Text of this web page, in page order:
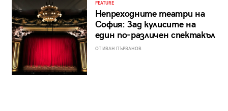
FEATURE
Непреходните театри на
София: Зад кулисите на
един по-различен спектакъл
ОТ ИВАН ПЪРВАНОВ